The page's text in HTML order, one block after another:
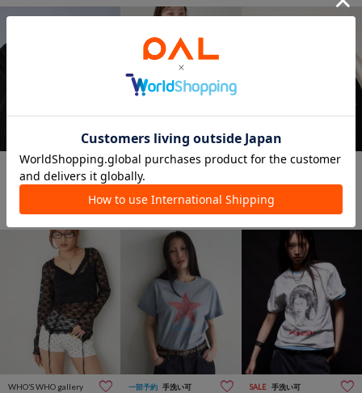
WHO’S WHO gallery
【Sourcream】パール針抜き
ヘンリーL/S TEE
手洗い可
WHO’S WHO gallery
ップス
¥5,940
再入荷 SALE
タースタッズラグランロン
TEE
¥2,200(68%OFF)
WHO’S WHO gallery
一部予約 手洗い可 SALE 手洗い可